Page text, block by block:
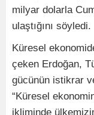
milyar dolarla
ulaştığını söyledi.
Küresel
çeken Erdoğan,
gücünün istikrar
“Küresel
ikliminde